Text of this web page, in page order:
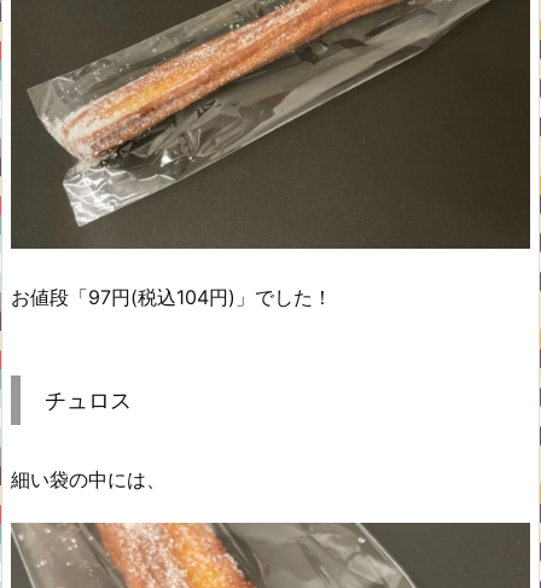
お値段「97円(税込104円)」でした！
チュロス
細い袋の中には、